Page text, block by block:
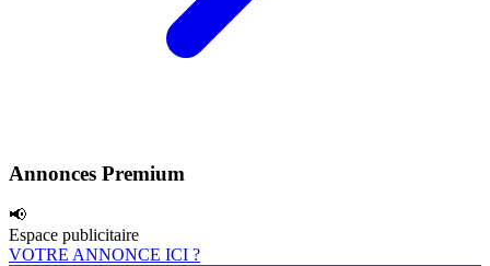
Annonces Premium
📢
Espace publicitaire
VOTRE ANNONCE ICI ?